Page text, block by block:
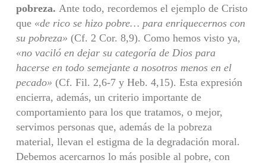
pobreza. Ante todo, recordemos el ejemplo de Cristo
que «de rico se hizo pobre… para enriquecernos con
su pobre­za» (Cf. 2 Cor. 8,9). Como hemos visto ya,
«no vaciló en dejar su categoría de Dios para
hacerse en todo semejante a nosotros menos en el
pecado» (Cf. Fil. 2,6-7 y Heb. 4,15). Esta expresión
encierra, además, un criterio im­portante de
comportamiento para los que tratamos, o mejor,
servimos personas que, además de la pobreza
material, llevan el estigma de la degradación moral.
Debemos acercarnos lo más posible al pobre, con